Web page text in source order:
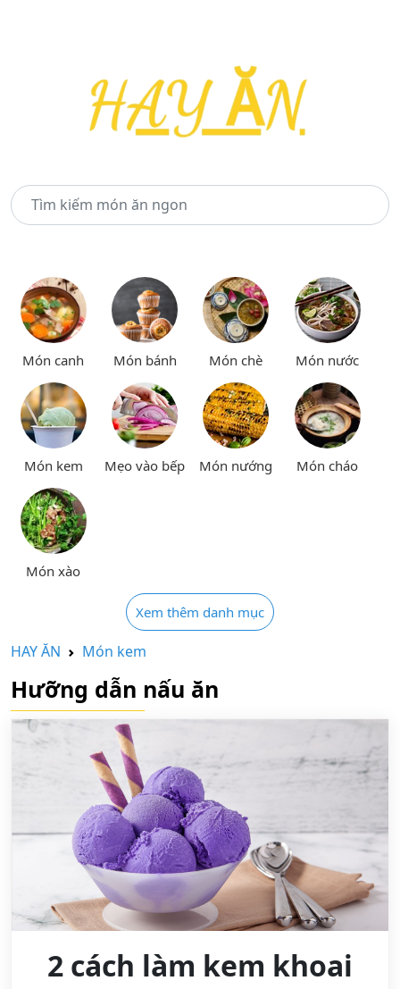
Món canh Món bánh Món chè Món nước
Món kem Mẹo vào bếp Món nướng Món cháo
Món xào
Xem thêm danh mục
HAY ĂN Món kem
Hưỡng dẫn nấu ăn
2 cách làm kem khoai